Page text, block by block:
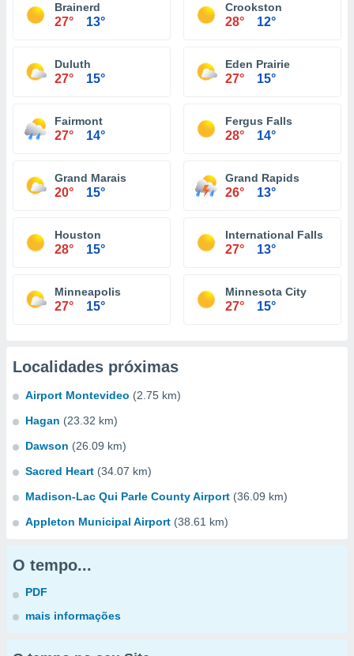
Brainerd
27° 13°
Crookston
28° 12°
Duluth
27° 15°
Eden Prairie
27° 15°
Fairmont
27° 14°
Fergus Falls
28° 14°
Grand Marais
20° 15°
Grand Rapids
26° 13°
Houston
28° 15°
International Falls
27° 13°
Minneapolis
27° 15°
Minnesota City
27° 15°
Localidades próximas
Airport Montevideo (2.75 km)
Hagan (23.32 km)
Dawson (26.09 km)
Sacred Heart (34.07 km)
Madison-Lac Qui Parle County Airport (36.09 km)
Appleton Municipal Airport (38.61 km)
O tempo...
PDF
mais informações